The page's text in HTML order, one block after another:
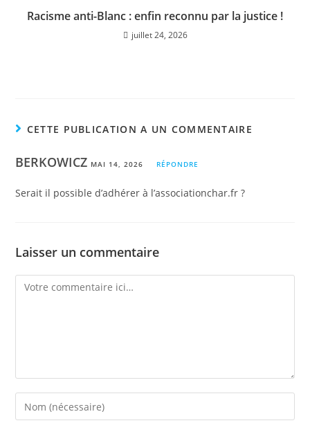
Racisme anti-Blanc : enfin reconnu par la justice !
juillet 24, 2026
CETTE PUBLICATION A UN COMMENTAIRE
BERKOWICZ MAI 14, 2026 RÉPONDRE
Serait il possible d’adhérer à l’associationchar.fr ?
Laisser un commentaire